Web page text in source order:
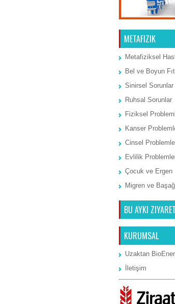
METAFIZIK
Metafiziksel
Bel ve Boyun
Sinirsel Sorunlar
Ruhsal Sorunlar
Fiziksel
Kanser
Cinsel
Evlilik
Çocuk ve Ergen
Migren ve
BU AYKI
KURUMSAL
Uzaktan
İletişim